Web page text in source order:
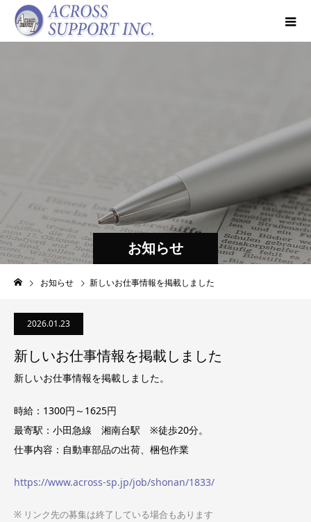
お知らせ
お知らせ 新しいお仕事情報を掲載しました
2026.01.23
新しいお仕事情報を掲載しました
新しいお仕事情報を掲載しました。
時給：1300円～1625円
最寄駅：小田急線 湘南台駅 ※徒歩20分。
仕事内容：自動車部品の出荷、梱包作業
https://www.across-sp.jp/job/shonan/1833/
※ リンク先の募集は終了している場合もあります